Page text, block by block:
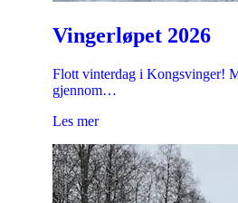
Vingerløpet 2026
Flott vinterdag i Kongsvinger!
gjennom…
Les mer